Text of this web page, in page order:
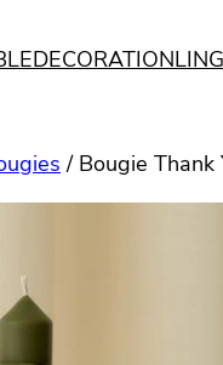
DECORATION
/ Bougie Thank